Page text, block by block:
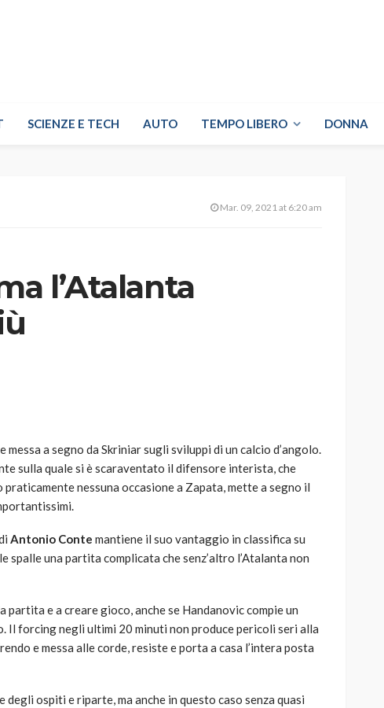
SCIENZE E TECH AUTO TEMPO LIBERO DONNA
Mar. 09, 2021 at 6:20 am
l’Atalanta
messa a segno da Skriniar sugli sviluppi di un calcio d’angolo.
sulla quale si è scaraventato il difensore interista, che
nessuna occasione a Zapata, mette a segno il
Antonio Conte mantiene il suo vantaggio in classifica su
spalle una partita complicata che senz’altro l’Atalanta non
partita e a creare gioco, anche se Handanovic compie un
Il forcing negli ultimi 20 minuti non produce pericoli seri alla
e messa alle corde, resiste e porta a casa l’intera posta
degli ospiti e riparte, ma anche in questo caso senza quasi
quale
tuo prato
AUTO SPORT
MG alle Final 8 di Coppa
Davis: tennis mondiale e
l’automobilismo
abbracciano la stessa causa